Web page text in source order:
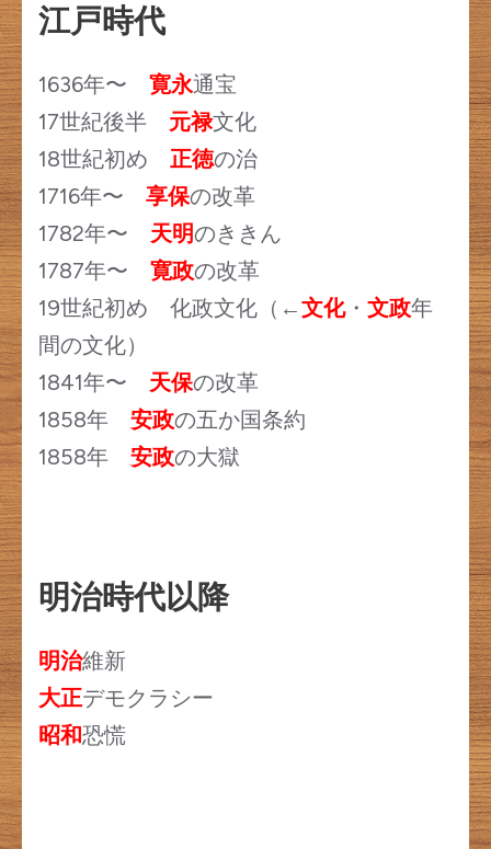
江戸時代
1636年〜 寛永通宝
17世紀後半 元禄文化
18世紀初め 正徳の治
1716年〜 享保の改革
1782年〜 天明のききん
1787年〜 寛政の改革
19世紀初め 化政文化（←文化・ 文政年
間の文化）
1841年〜 天保の改革
1858年 安政の五か国条約
1858年 安政の大獄
明治時代以降
明治維新
大正デモクラシー
昭和恐慌